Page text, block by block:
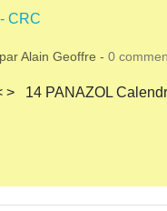
CRC
parAlain Geoffre - 0
> 14 PANAZOL